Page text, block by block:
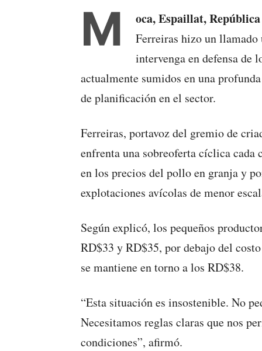
M oca, Espaillat,
Ferreiras hizo un
intervenga en defensa de
actualmente sumidos en una
de planificación en el sector.
Ferreiras, portavoz del gremio de
enfrenta una sobreoferta cíclica cada
en los precios del pollo en granja y
explotaciones avícolas de menor
Según explicó, los pequeños
RD$33 y RD$35, por debajo del
se mantiene en torno a los RD$38.
“Esta situación es insostenible. No
Necesitamos reglas claras que nos
condiciones”, afirmó.